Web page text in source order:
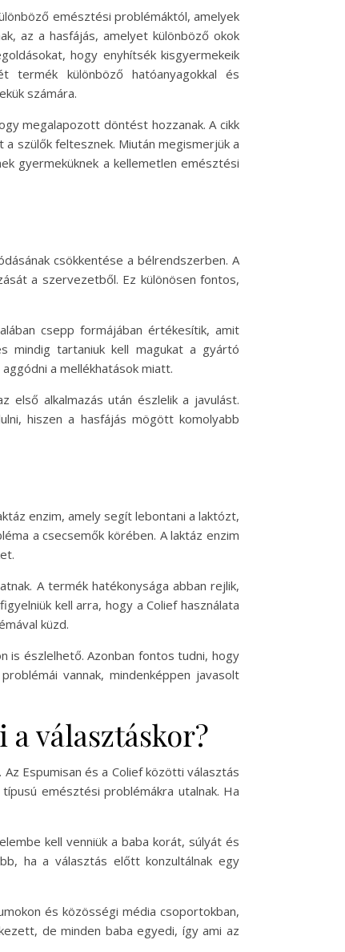
emésztési problémáktól, amelyek
az a hasfájás, amelyet különböző okok
hogy enyhítsék kisgyermekeik
különböző hatóanyagokkal és
számára.
megalapozott döntést hozzanak. A cikk
szülők feltesznek. Miután megismerjük a
gyermeküknek a kellemetlen emésztési
csökkentése a bélrendszerben. A
a szervezetből. Ez különösen fontos,
csepp formájában értékesítik, amit
mindig tartaniuk kell magukat a gyártó
a mellékhatások miatt.
első alkalmazás után észlelik a javulást.
hiszen a hasfájás mögött komolyabb
enzim, amely segít lebontani a laktózt,
a csecsemők körében. A laktáz enzim
A termék hatékonysága abban rejlik,
kell arra, hogy a Colief használata
küzd.
is észlelhető. Azonban fontos tudni, hogy
vannak, mindenképpen javasolt
választáskor?
Espumisan és a Colief közötti választás
emésztési problémákra utalnak. Ha
kell venniük a baba korát, súlyát és
ha a választás előtt konzultálnak egy
és közösségi média csoportokban,
de minden baba egyedi, így ami az